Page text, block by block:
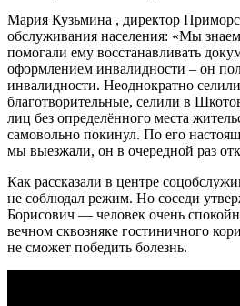
Мария Кузьмина , директор
обслуживания населения: «Мы знаем
помогали ему восстанавливать
оформлением инвалидности – он
инвалидности. Неоднократно
благотворительные, селили в
лиц без определённого места
самовольно покинул. По его
мы выезжали, он в очередной раз
Как рассказали в центре
не соблюдал режим. Но соседи
Борисович — человек очень
вечном сквозняке гостиничного
не сможет победить болезнь.